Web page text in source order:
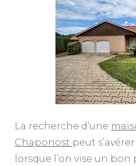
La recherche d’une
Chaponost peut
lorsque l’on vise un